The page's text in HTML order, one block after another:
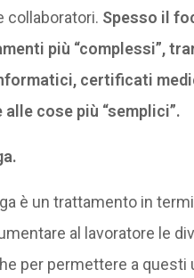
collaboratori. Spesso il
più “complessi”,
certificati
cose più “semplici”.
è un trattamento in
al lavoratore le
per permettere a questi